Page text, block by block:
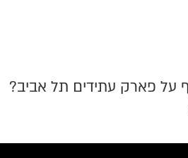
על פארק עתידים תל אביב?